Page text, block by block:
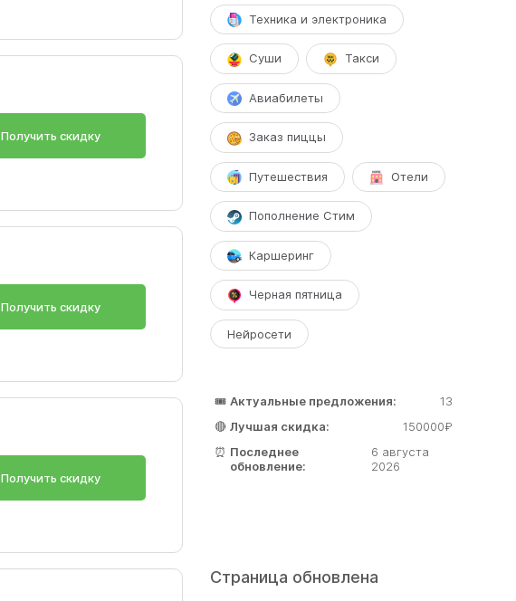
Получить скидку
Получить скидку
Получить скидку
Техника и электроника
Суши Такси
Авиабилеты
Заказ пиццы
Путешествия Отели
Пополнение Стим
Каршеринг
Черная пятница
Нейросети
🎟️ Актуальные предложения:
13
🔴 Лучшая скидка:
150000₽
⏰ Последнее
обновление:
6 августа
2026
Страница обновлена